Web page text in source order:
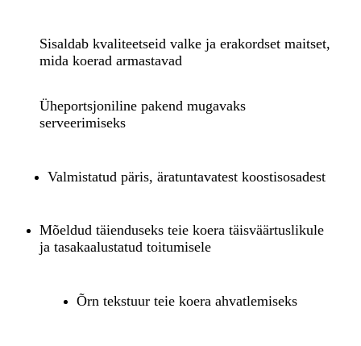
Sisaldab kvaliteetseid valke ja erakordset maitset,
mida koerad armastavad
Üheportsjoniline pakend mugavaks
serveerimiseks
Valmistatud päris, äratuntavatest koostisosadest
Mõeldud täienduseks teie koera täisväärtuslikule
ja tasakaalustatud toitumisele
Õrn tekstuur teie koera ahvatlemiseks